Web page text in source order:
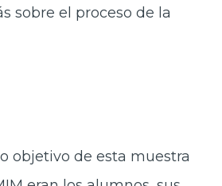
sobre el proceso de la
objetivo de esta muestra